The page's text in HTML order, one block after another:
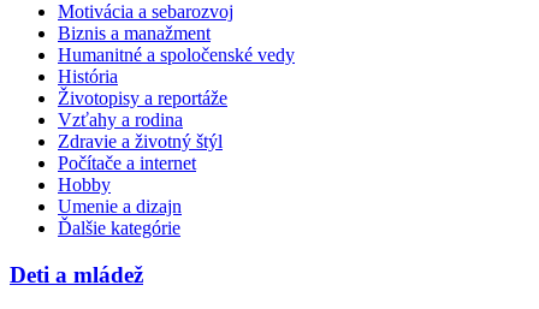
Motivácia a sebarozvoj
Biznis a manažment
Humanitné a spoločenské vedy
História
Životopisy a reportáže
Vzťahy a rodina
Zdravie a životný štýl
Počítače a internet
Hobby
Umenie a dizajn
Ďalšie kategórie
Deti a mládež